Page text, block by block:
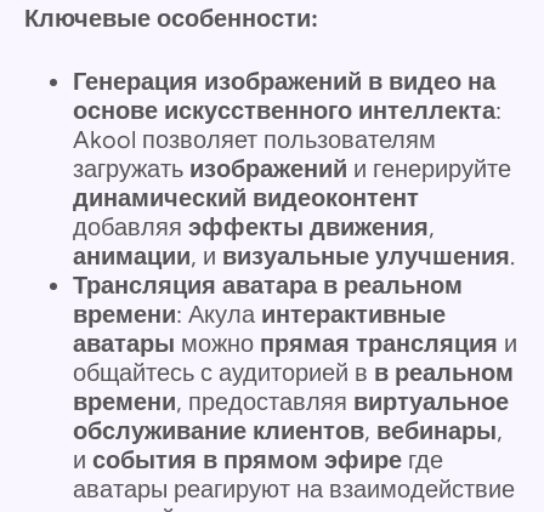
Ключевые особенности:
Генерация изображений в видео на
основе искусственного интеллекта:
Akool позволяет пользователям
загружать изображений и генерируйте
динамический видеоконтент
добавляя эффекты движения,
анимации, и визуальные улучшения.
Трансляция аватара в реальном
времени: Акула интерактивные
аватары можно прямая трансляция и
общайтесь с аудиторией в в реальном
времени, предоставляя виртуальное
обслуживание клиентов, вебинары,
и события в прямом эфире где
аватары реагируют на взаимодействие